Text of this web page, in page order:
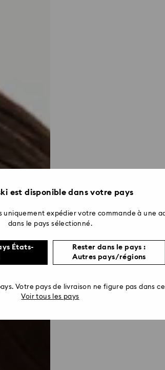
est disponible dans votre pays
uniquement expédier votre commande à une
dans le pays sélectionné.
États-
Rester dans le pays :
Autres pays/régions
Votre pays de livraison ne figure pas dans
Voir tous les pays